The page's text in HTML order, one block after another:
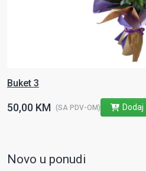
Buket 3
50,00 KM (SA PDV-OM) Dodaj
Novo u ponudi